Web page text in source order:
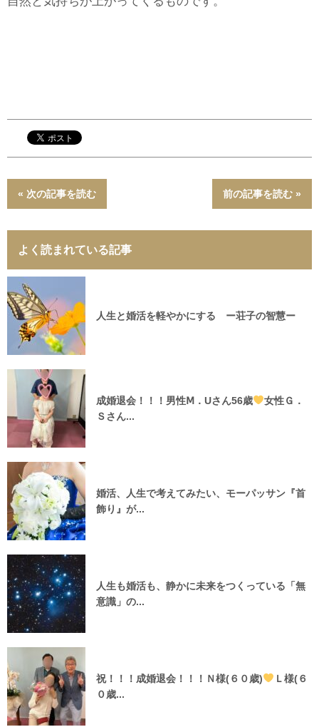
« 次の記事を読む 前の記事を読む »
よく読まれている記事
人生と婚活を軽やかにする ー荘子の智慧ー
成婚退会！！！男性Ⅿ．Uさん56歳
女性Ｇ．
Ｓさん...
婚活、人生で考えてみたい、モーパッサン『首
飾り』が...
人生も婚活も、静かに未来をつくっている「無
意識」の...
祝！！！成婚退会！！！Ｎ様(６０歳)
Ｌ様(６
０歳...